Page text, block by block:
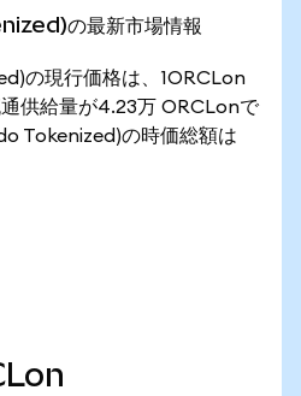
の最新市場情報
の現行価格は、1ORCLon
通供給量が4.23万 ORCLonで
Tokenized)の時価総額は